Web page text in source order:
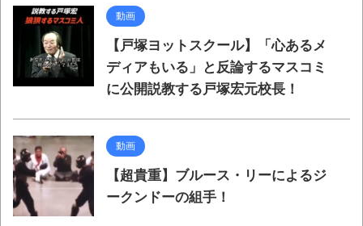
動画
【戸塚ヨットスクール】「心あるメ
ディアもいる」と反論するマスコミ
に公開説教する戸塚宏元校長！
動画
【超貴重】ブルース・リーによるジ
ークンドーの組手！